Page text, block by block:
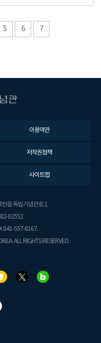
5 6 7
이용약관
저작권정책
사이트맵
읍 독립기념관로 1
02552
041-557-8167.
ALL RIGHTS RESERVED.